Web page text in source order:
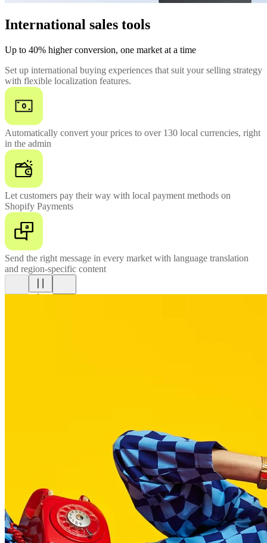
International sales tools
Up to 40% higher conversion, one market at a time
Set up international buying experiences that suit your selling strategy
with flexible localization features.
Automatically convert your prices to over 130 local currencies, right
in the admin
Let customers pay their way with local payment methods on
Shopify Payments
Send the right message in every market with language translation
and region-specific content